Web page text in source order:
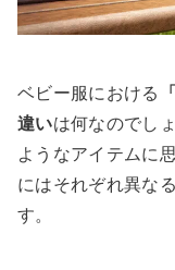
ベビー服における
違いは何なのでし
ようなアイテムに
にはそれぞれ異な
す。